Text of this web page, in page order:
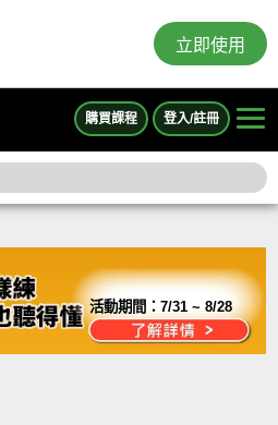
立即使用
購買課程 登入/註冊
活動期間：7/31 ~ 8/28